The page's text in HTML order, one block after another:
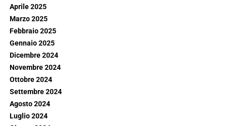
Aprile 2025
Marzo 2025
Febbraio 2025
Gennaio 2025
Dicembre 2024
Novembre 2024
Ottobre 2024
Settembre 2024
Agosto 2024
Luglio 2024